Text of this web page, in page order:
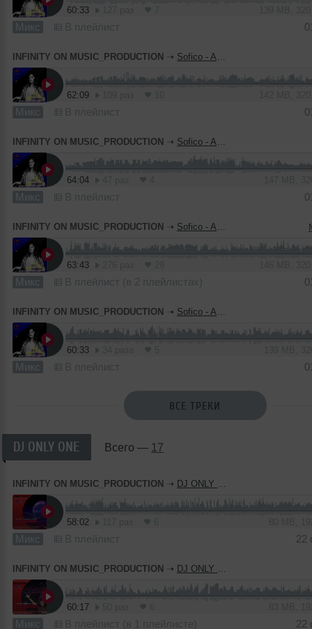
60:33
Микс В плейлист
INFINITY ON MUSIC_PRODUCTION ➝ Sofico - And live mix #6 (INFINITY ON MUSIC)
62:09
Микс В плейлист
INFINITY ON MUSIC_PRODUCTION ➝ Sofico - And Live Mix #5(INFINITY ON MUSIC)
64:04
Микс В плейлист
INFINITY ON MUSIC_PRODUCTION ➝ Sofico - And Live Mix #4(INFINITY ON MUSIC)
63:43
Микс В плейлист (в 2 плейлистах)
INFINITY ON MUSIC_PRODUCTION ➝ Sofico - And Live Mix #3 (INFINITY ON MUSIC)
60:33
Микс В плейлист
ВСЕ ТРЕКИ
DJ ONLY ONE Всего — 17
INFINITY ON MUSIC_PRODUCTION ➝ DJ ONLY ONE - Magic Of Twos (INFINITY ON MUSIC )
58:02
Микс В плейлист 22
INFINITY ON MUSIC_PRODUCTION ➝ DJ ONLY ONE - One Actor Theater (INFINITY ON MUSIC )
60:17
Микс В плейлист (в 1 плейлисте) 22